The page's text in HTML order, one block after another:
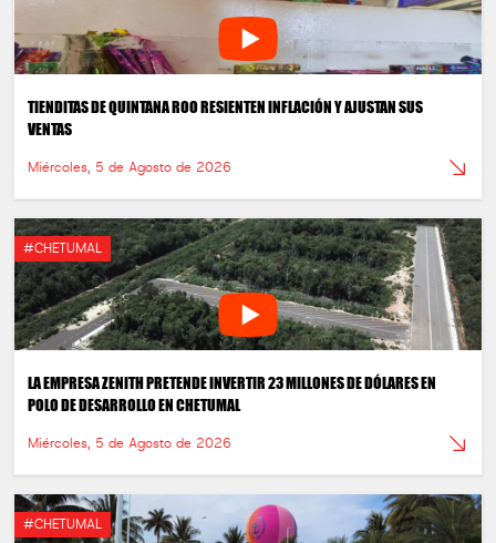
TIENDITAS DE QUINTANA ROO RESIENTEN INFLACIÓN Y AJUSTAN SUS
VENTAS
Miércoles, 5 de Agosto de 2026
#CHETUMAL
LA EMPRESA ZENITH PRETENDE INVERTIR 23 MILLONES DE DÓLARES EN
POLO DE DESARROLLO EN CHETUMAL
Miércoles, 5 de Agosto de 2026
#CHETUMAL